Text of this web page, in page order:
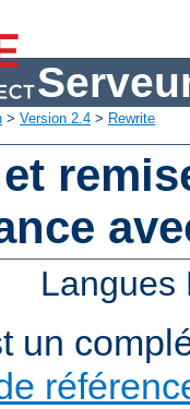
> Version 2.4 > Rewrite
un